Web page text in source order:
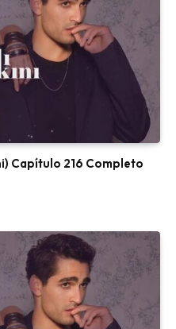
Capítulo 216 Completo